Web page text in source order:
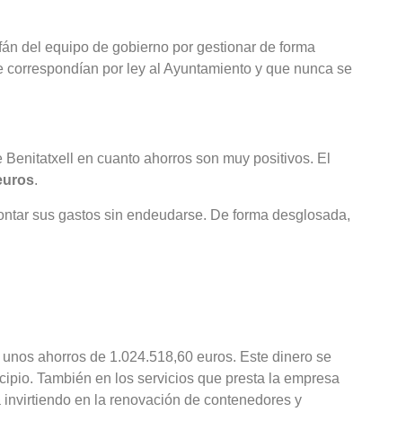
del equipo de gobierno por gestionar de forma
por ley al Ayuntamiento y que nunca se
en cuanto ahorros son muy positivos. El
.
sus gastos sin endeudarse. De forma desglosada,
ahorros de 1.024.518,60 euros. Este dinero se
También en los servicios que presta la empresa
en la renovación de contenedores y